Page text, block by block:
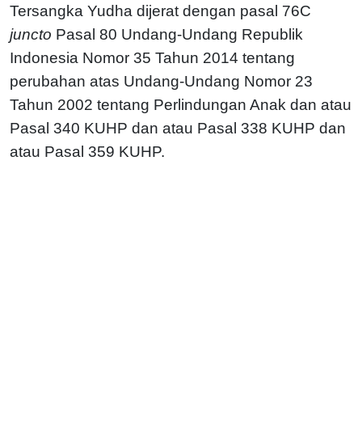
Tersangka Yudha dijerat dengan pasal 76C
juncto Pasal 80 Undang-Undang Republik
Indonesia Nomor 35 Tahun 2014 tentang
perubahan atas Undang-Undang Nomor 23
Tahun 2002 tentang Perlindungan Anak dan atau
Pasal 340 KUHP dan atau Pasal 338 KUHP dan
atau Pasal 359 KUHP.